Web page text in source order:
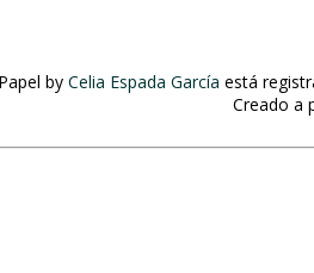
by Celia Espada García está
Creado a